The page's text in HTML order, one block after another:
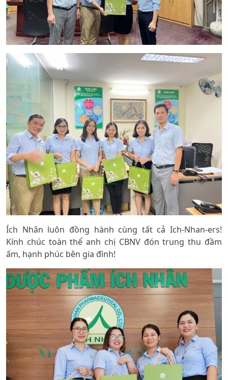
Ích Nhân luôn đồng hành cùng tất cả Ich-Nhan-ers!
Kính chúc toàn thể anh chị CBNV đón trung thu đầm
ấm, hạnh phúc bên gia đình!